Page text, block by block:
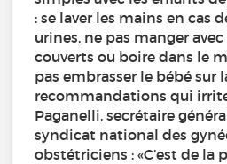
: se laver les mains en cas
urines, ne pas manger
couverts ou boire dans le
pas embrasser le bébé sur
recommandations qui
Paganelli, secrétaire
syndicat national des
obstétriciens : «C’est de la